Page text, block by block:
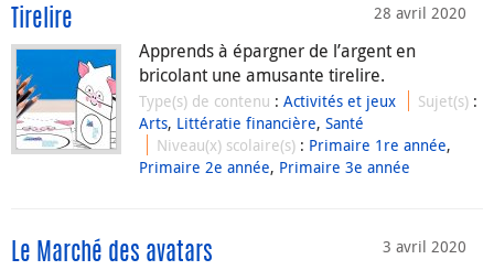
28 avril 2020
Tirelire
Apprends à épargner de l’argent en
bricolant une amusante tirelire.
Type(s) de contenu : Activités et jeux Sujet(s) :
Arts, Littératie financière, Santé
Niveau(x) scolaire(s) : Primaire 1re année,
Primaire 2e année, Primaire 3e année
3 avril 2020
Le Marché des avatars